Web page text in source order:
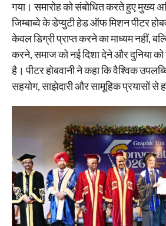
गया। समारोह को संबोधित करते हुए मुख्य
जिम्बाब्वे के डेप्युटी हेड ऑफ मिशन पीटर
केवल डिग्री प्राप्त करने का माध्यम नहीं,
करने, समाज को नई दिशा देने और दुनिया
है। पीटर होबवानी ने कहा कि वैश्विक
सहयोग, साझेदारी और सामूहिक प्रयासों से